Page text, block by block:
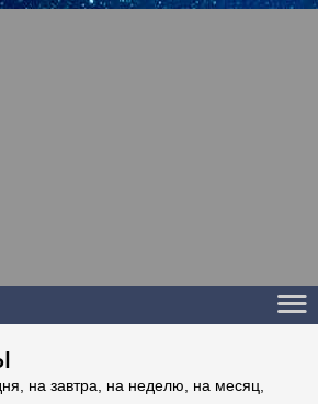
на завтра, на неделю, на месяц,